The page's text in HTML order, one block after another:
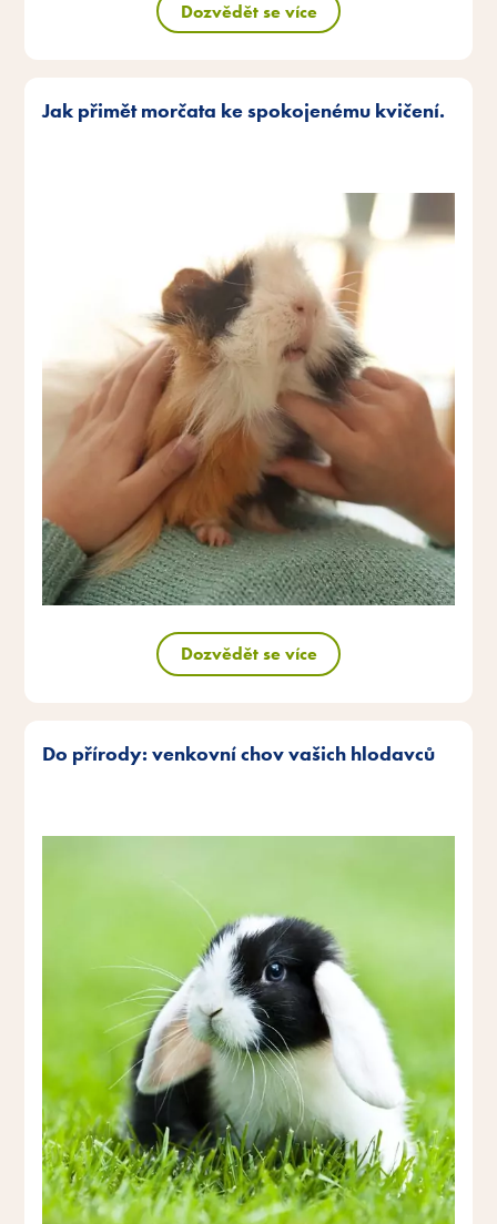
Dozvědět se více
Jak přimět morčata ke spokojenému kvičení.
Dozvědět se více
Do přírody: venkovní chov vašich hlodavců